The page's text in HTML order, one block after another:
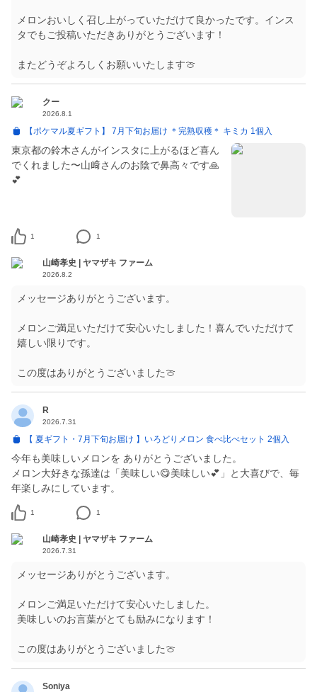
メロンおいしく召し上がっていただけて良かったです。インス
タでもご投稿いただきありがとうございます！
またどうぞよろしくお願いいたします🍈
クー
2026.8.1
【ポケマル夏ギフト】 7月下旬お届け ＊完熟収穫＊ キミカ 1個入
東京都の鈴木さんがインスタに上がるほど喜ん
でくれました〜山﨑さんのお陰で鼻高々です🙏
💕
1 1
山崎孝史 | ヤマザキ ファーム
2026.8.2
メッセージありがとうございます。
メロンご満足いただけて安心いたしました！喜んでいただけて
嬉しい限りです。
この度はありがとうございました🍈
R
2026.7.31
【 夏ギフト・7月下旬お届け 】いろどりメロン 食べ比べセット 2個入
今年も美味しいメロンを ありがとうございました。
メロン大好きな孫達は「美味しい😋美味しい💕」と大喜びで、毎
1 1
山崎孝史 | ヤマザキ ファーム
2026.7.31
メッセージありがとうございます。
メロンご満足いただけて安心いたしました。
美味しいのお言葉がとても励みになります！
この度はありがとうございました🍈
Soniya